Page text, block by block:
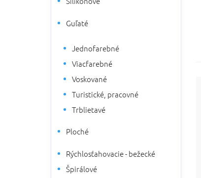
Guľaté
Jednofarebné
Viacfarebné
Voskované
Turistické, pracovné
Trblietavé
Ploché
Rýchlosťahovacie - bežecké
Špirálové